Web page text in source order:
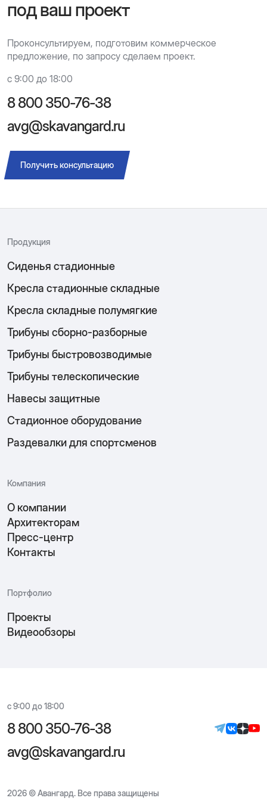
под ваш проект
Проконсультируем, подготовим коммерческое
предложение, по запросу сделаем проект.
с 9:00 до 18:00
8 800 350-76-38
avg@skavangard.ru
Получить консультацию
Продукция
Сиденья стадионные
Кресла стадионные складные
Кресла складные полумягкие
Трибуны сборно-разборные
Трибуны быстровозводимые
Трибуны телескопические
Навесы защитные
Стадионное оборудование
Раздевалки для спортсменов
Компания
О компании
Архитекторам
Пресс-центр
Контакты
Портфолио
Проекты
Видеообзоры
с 9:00 до 18:00
8 800 350-76-38
avg@skavangard.ru
2026 © Авангард. Все права защищены